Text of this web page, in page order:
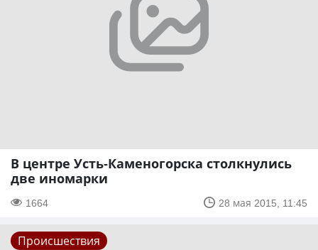
В центре Усть-Каменогорска столкнулись
две иномарки
1664 28 мая 2015, 11:45
Происшествия